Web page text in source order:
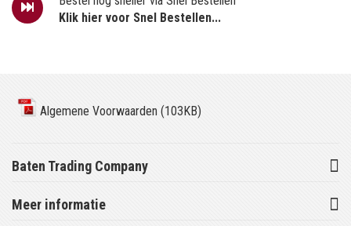
Klik hier voor Snel Bestellen...
Algemene Voorwaarden (103KB)
Baten Trading Company
Meer informatie